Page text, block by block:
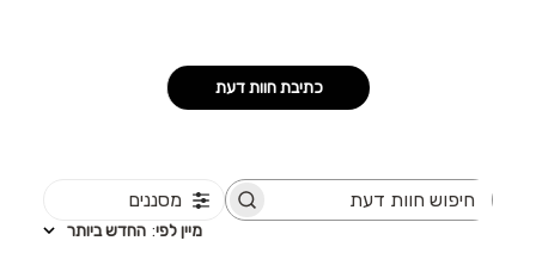
כתיבת חוות דעת
חיפוש
מסננים
מיין לפי: החדש ביותר